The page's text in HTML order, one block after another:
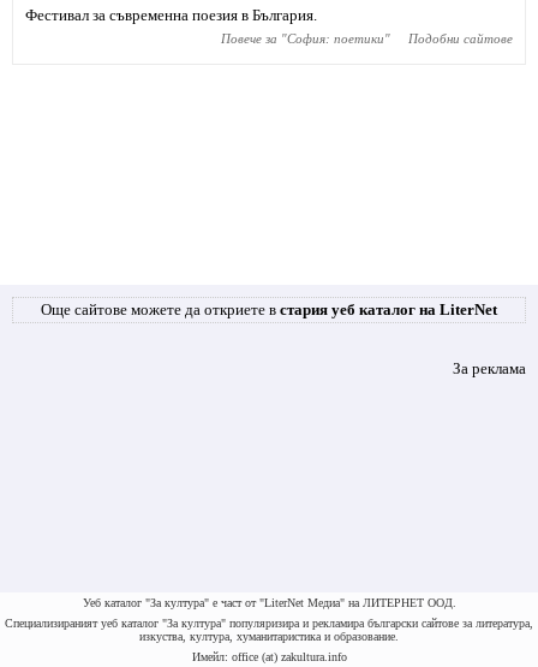
Фестивал за съвременна поезия в България.
Повече за "София: поетики" Подобни сайтове
Още сайтове можете да откриете в стария уеб каталог на LiterNet
За реклама
Уеб каталог "За култура" е част от "LiterNet Медиа" на ЛИТЕРНЕТ ООД.
Специализираният уеб каталог "За култура" популяризира и рекламира български сайтове за литература,
изкуства, култура, хуманитаристика и образование.
Имейл: office (at) zakultura.info